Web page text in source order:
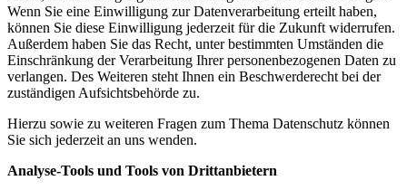
Wenn Sie eine Einwilligung zur Datenverarbeitung erteilt haben,
können Sie diese Einwilligung jederzeit für die Zukunft widerrufen.
Außerdem haben Sie das Recht, unter bestimmten Umständen die
Einschränkung der Verarbeitung Ihrer personenbezogenen Daten zu
verlangen. Des Weiteren steht Ihnen ein Beschwerderecht bei der
zuständigen Aufsichtsbehörde zu.
Hierzu sowie zu weiteren Fragen zum Thema Datenschutz können
Sie sich jederzeit an uns wenden.
Analyse-Tools und Tools von Dritt­anbietern